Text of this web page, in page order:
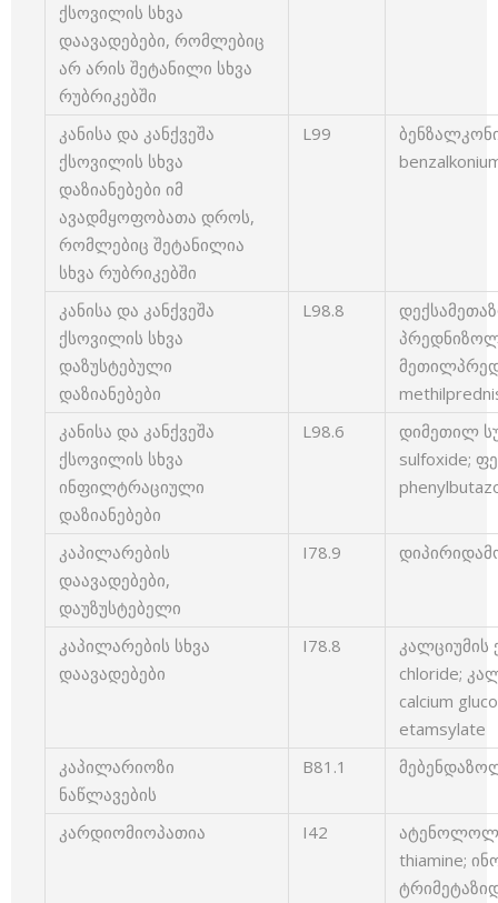
ქსოვილის სხვა
დაავადებები, რომლებიც
არ არის შეტანილი სხვა
რუბრიკებში
კანისა და კანქვეშა
ქსოვილის სხვა
დაზიანებები იმ
ავადმყოფობათა დროს,
რომლებიც შეტანილია
სხვა რუბრიკებში
L99
კანისა და კანქვეშა
ქსოვილის სხვა
დაზუსტებული
დაზიანებები
L98.8
კანისა და კანქვეშა
ქსოვილის სხვა
ინფილტრაციული
დაზიანებები
L98.6
დიმეთილ
sulfoxide;
კაპილარების
დაავადებები,
დაუზუსტებელი
I78.9
კაპილარების სხვა
დაავადებები
I78.8
კალციუმის
chloride;
calcium
etamsylate
კაპილარიოზი
ნაწლავების
B81.1
კარდიომიოპათია I42
thiamine;